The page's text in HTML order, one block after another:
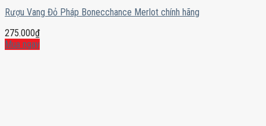
Rượu Vang Đỏ Pháp Bonecchance Merlot chính hãng
275.000₫
Mua ngay